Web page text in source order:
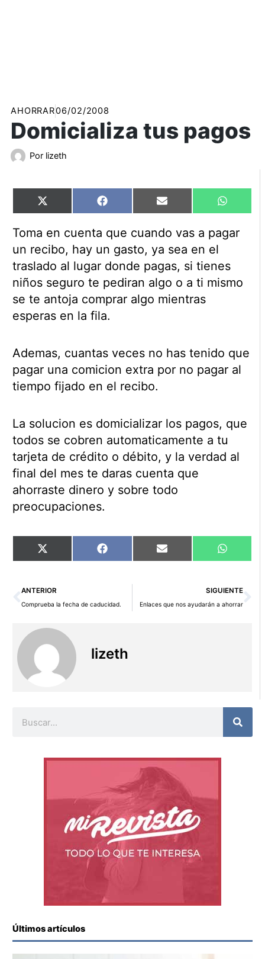
AHORRAR06/02/2008
Domicializa tus pagos
Por lizeth
Compartir
en
X
(Twitter)
Compartir
en
Facebook Compartir
en
Email
en
Toma en cuenta que cuando vas a pagar
un recibo, hay un gasto, ya sea en el
traslado al lugar donde pagas, si tienes
niños seguro te pediran algo o a ti mismo
se te antoja comprar algo mientras
esperas en la fila.
Ademas, cuantas veces no has tenido que
pagar una comicion extra por no pagar al
tiempo fijado en el recibo.
La solucion es domicializar los pagos, que
todos se cobren automaticamente a tu
tarjeta de crédito o débito, y la verdad al
final del mes te daras cuenta que
ahorraste dinero y sobre todo
preocupaciones.
Compartir
en
X
(Twitter)
Compartir
en
Facebook Compartir
en
Email
en
Ant
ANTERIOR
Comprueba la fecha de caducidad.
SIGUIENTE
Enlaces que nos ayudarán a ahorrar
lizeth
Últimos artículos